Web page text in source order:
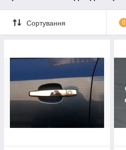
Сортування 0